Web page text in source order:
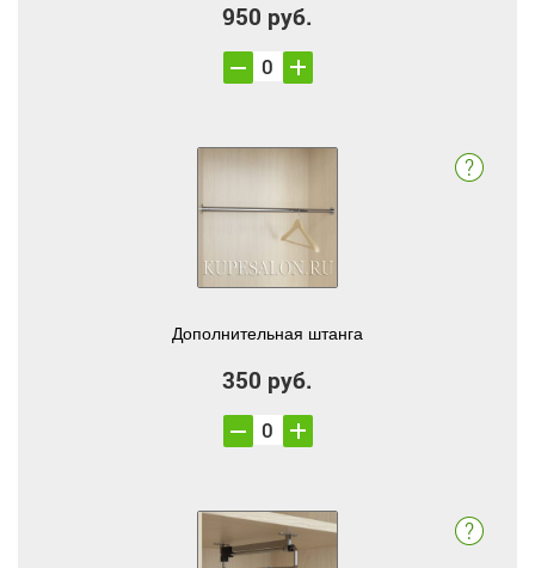
950 руб.
Дополнительная штанга
350 руб.